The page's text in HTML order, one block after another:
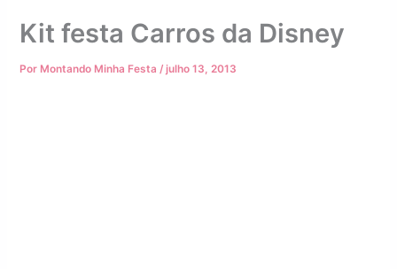
Kit festa Carros da Disney
Por Montando Minha Festa/ julho 13, 2013